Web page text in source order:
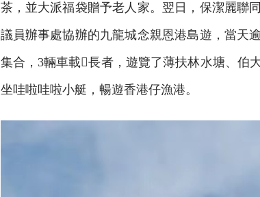
茶，並大派福袋贈予老人家。翌日，保潔麗聯
議員辦事處協辦的九龍城念親恩港島遊，當天
集合，3輛車載長者，遊覽了薄扶林水塘、伯
坐哇啦哇啦小艇，暢遊香港仔漁港。